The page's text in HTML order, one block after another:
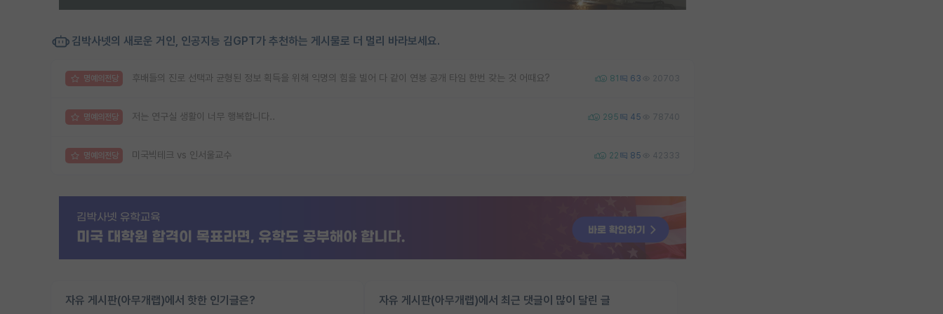
김박사넷의 새로운 거인, 인공지능 김GPT가 추천하는 게시물로 더 멀리 바라보세요.
명예의전당 후배들의 진로 선택과 균형된 정보 획득을 위해 익명의 힘을 빌어 다 같이 연봉 공개 타임 한번 갖는 것 어때요? 81 63 20703
명예의전당 저는 연구실 생활이 너무 행복합니다.. 295 45 78740
명예의전당 미국빅테크 vs 인서울교수 22 85 42333
자유 게시판(아무개랩)에서 핫한 인기글은? 자유 게시판(아무개랩)에서 최근 댓글이 많이 달린 글